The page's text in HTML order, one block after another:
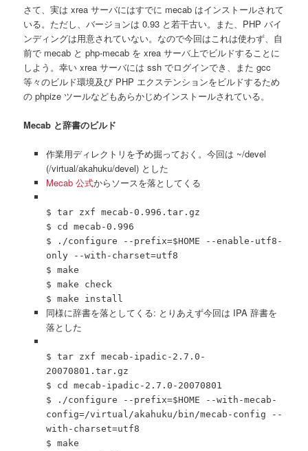
さて、実は xrea サーバにはすでに mecab はインストールされて
いる。ただし、バージョンは 0.93 と若干古い。また、PHP バイ
ンディングは用意されていない。なので今回はこれは使わず、自
前で mecab と php-mecab を xrea サーバ上でビルドすることに
しよう。幸い xrea サーバには ssh でログインでき、また gcc
等々のビルド環境及び PHP エクステンションをビルドするため
の phpize ツールなどもあらかじめインストールされている。
Mecab と辞書のビルド
作業用ディレクトリを予め掘っておく。今回は ~/devel
(/virtual/akahuku/devel) とした
Mecab 公式からソースを落としてくる
$ tar zxf mecab-0.996.tar.gz
$ cd mecab-0.996
$ ./configure --prefix=$HOME --enable-utf8-
only --with-charset=utf8
$ make
$ make check
$ make install
同様に辞書を落としてくる: とりあえず今回は IPA 辞書を
落とした
$ tar zxf mecab-ipadic-2.7.0-
20070801.tar.gz
$ cd mecab-ipadic-2.7.0-20070801
$ ./configure --prefix=$HOME --with-mecab-
config=/virtual/akahuku/bin/mecab-config --
with-charset=utf8
$ make